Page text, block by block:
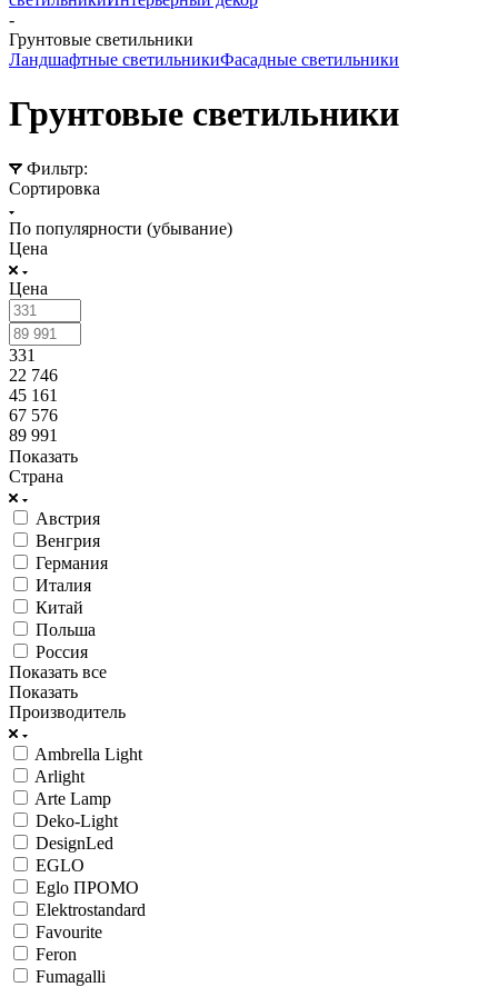
-
Грунтовые светильники
Ландшафтные светильникиФасадные светильники
Грунтовые светильники
Фильтр:
Сортировка
По популярности (убывание)
Цена
Цена
331
22 746
45 161
67 576
89 991
Показать
Страна
Австрия
Венгрия
Германия
Италия
Китай
Польша
Россия
Показать все
Показать
Производитель
Ambrella Light
Arlight
Arte Lamp
Deko-Light
DesignLed
EGLO
Eglo ПРОМО
Elektrostandard
Favourite
Feron
Fumagalli